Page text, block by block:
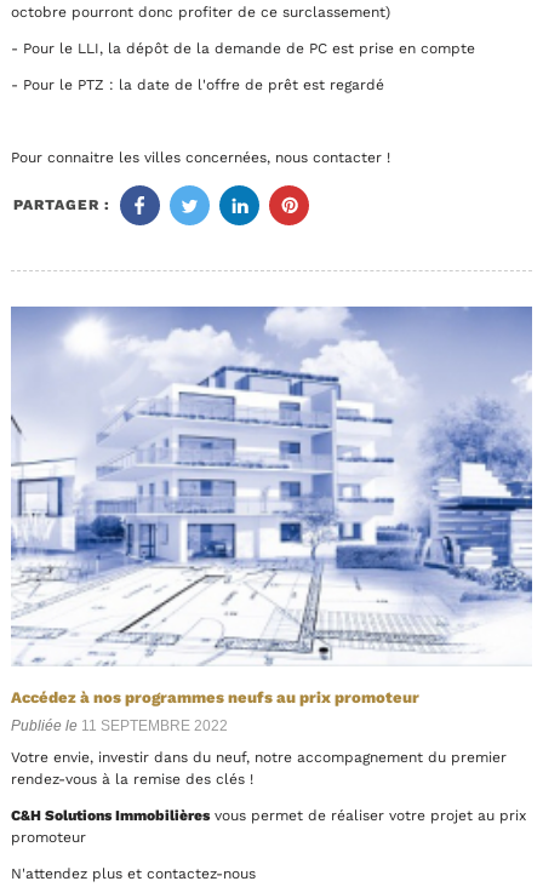
octobre pourront donc profiter de ce surclassement)
- Pour le LLI, la dépôt de la demande de PC est prise en compte
- Pour le PTZ : la date de l'offre de prêt est regardé
Pour connaitre les villes concernées, nous contacter !
PARTAGER :
Accédez à nos programmes neufs au prix promoteur
Publiée le 11 SEPTEMBRE 2022
Votre envie, investir dans du neuf, notre accompagnement du premier
rendez-vous à la remise des clés !
C&H Solutions Immobilièresvous permet de réaliser votre projet au prix
promoteur
N'attendez plus et contactez-nous